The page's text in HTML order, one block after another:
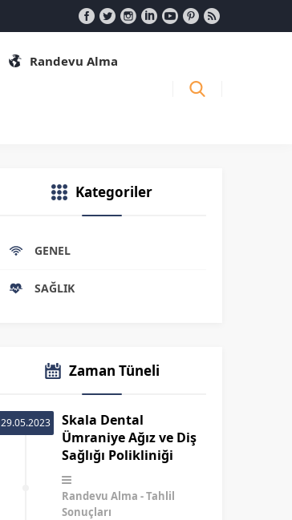
Randevu Alma
Kategoriler
GENEL
SAĞLIK
Zaman Tüneli
29.05.2023
Skala Dental
Ümraniye Ağız ve Diş
Sağlığı Polikliniği
Randevu Alma
Tahlil
Sonuçları